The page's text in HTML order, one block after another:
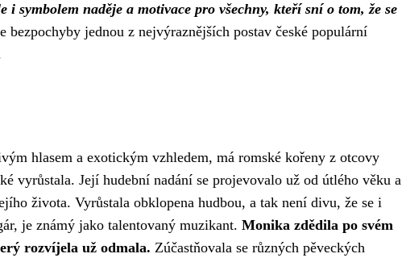
symbolem naděje a motivace pro všechny, kteří sní o tom, že se
bezpochyby jednou z nejvýraznějších postav české populární
hlasem a exotickým vzhledem, má romské kořeny z otcovy
vyrůstala. Její hudební nadání se projevovalo už od útlého věku a
života. Vyrůstala obklopena hudbou, a tak není divu, že se i
je známý jako talentovaný muzikant. Monika zdědila po svém
rozvíjela už odmala. Zúčastňovala se různých pěveckých